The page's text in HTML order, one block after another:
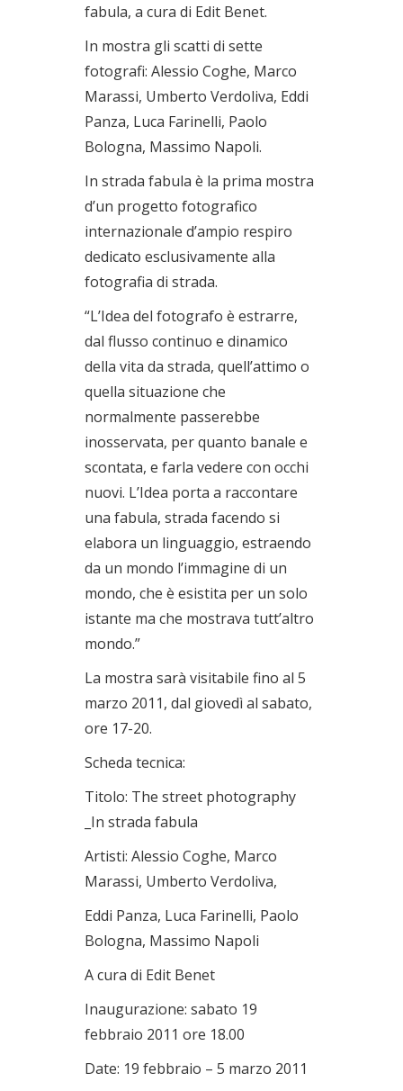
fabula, a cura di Edit Benet.
In mostra gli scatti di sette
fotografi: Alessio Coghe, Marco
Marassi, Umberto Verdoliva, Eddi
Panza, Luca Farinelli, Paolo
Bologna, Massimo Napoli.
In strada fabula è la prima mostra
d’un progetto fotografico
internazionale d’ampio respiro
dedicato esclusivamente alla
fotografia di strada.
“L’Idea del fotografo è estrarre,
dal flusso continuo e dinamico
della vita da strada, quell’attimo o
quella situazione che
normalmente passerebbe
inosservata, per quanto banale e
scontata, e farla vedere con occhi
nuovi. L’Idea porta a raccontare
una fabula, strada facendo si
elabora un linguaggio, estraendo
da un mondo l’immagine di un
mondo, che è esistita per un solo
istante ma che mostrava tutt’altro
mondo.”
La mostra sarà visitabile fino al 5
marzo 2011, dal giovedì al sabato,
ore 17-20.
Scheda tecnica:
Titolo: The street photography
_In strada fabula
Artisti: Alessio Coghe, Marco
Marassi, Umberto Verdoliva,
Eddi Panza, Luca Farinelli, Paolo
Bologna, Massimo Napoli
A cura di Edit Benet
Inaugurazione: sabato 19
febbraio 2011 ore 18.00
Date: 19 febbraio – 5 marzo 2011